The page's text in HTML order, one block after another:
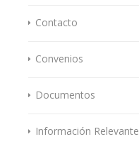
Contacto
Convenios
Documentos
Información Relevante